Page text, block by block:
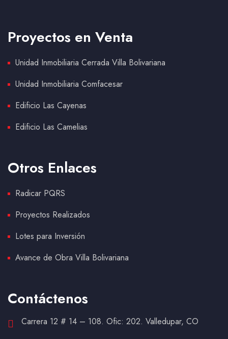
Proyectos en Venta
Unidad Inmobiliaria Cerrada Villa Bolivariana
Unidad Inmobiliaria Comfacesar
Edificio Las Cayenas
Edificio Las Camelias
Otros Enlaces
Radicar PQRS
Proyectos Realizados
Lotes para Inversión
Avance de Obra Villa Bolivariana
Contáctenos
Carrera 12 # 14 – 108. Ofic: 202. Valledupar, CO